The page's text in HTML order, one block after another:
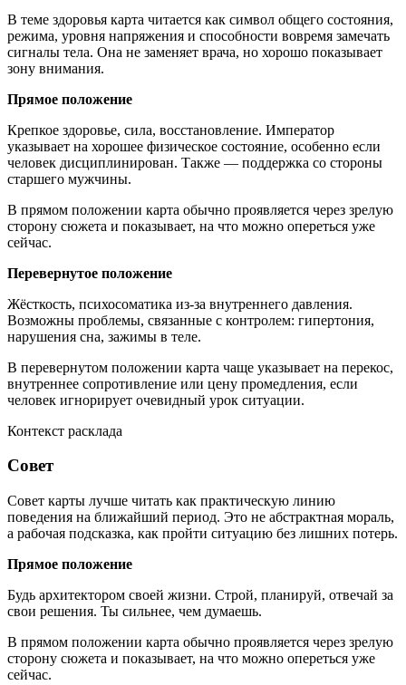
В теме здоровья карта читается как символ общего состояния,
режима, уровня напряжения и способности вовремя замечать
сигналы тела. Она не заменяет врача, но хорошо показывает
зону внимания.
Прямое положение
Крепкое здоровье, сила, восстановление. Император
указывает на хорошее физическое состояние, особенно если
человек дисциплинирован. Также — поддержка со стороны
старшего мужчины.
В прямом положении карта обычно проявляется через зрелую
сторону сюжета и показывает, на что можно опереться уже
сейчас.
Перевернутое положение
Жёсткость, психосоматика из-за внутреннего давления.
Возможны проблемы, связанные с контролем: гипертония,
нарушения сна, зажимы в теле.
В перевернутом положении карта чаще указывает на перекос,
внутреннее сопротивление или цену промедления, если
человек игнорирует очевидный урок ситуации.
Контекст расклада
Совет
Совет карты лучше читать как практическую линию
поведения на ближайший период. Это не абстрактная мораль,
а рабочая подсказка, как пройти ситуацию без лишних потерь.
Прямое положение
Будь архитектором своей жизни. Строй, планируй, отвечай за
свои решения. Ты сильнее, чем думаешь.
В прямом положении карта обычно проявляется через зрелую
сторону сюжета и показывает, на что можно опереться уже
сейчас.